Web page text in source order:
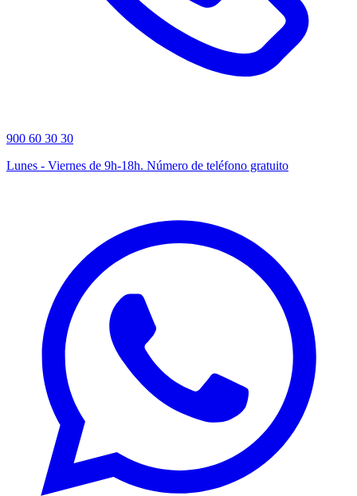
900 60 30 30
Lunes - Viernes de 9h-18h. Número de teléfono gratuito